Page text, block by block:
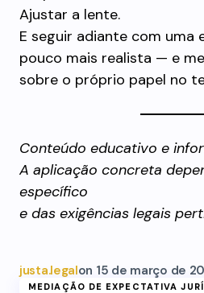
Ajustar a lente.
E seguir adiante com uma
pouco mais realista — e
sobre o próprio papel no
Conteúdo educativo e
A aplicação concreta
específico
e das exigências legais
justa.legalon 15 de março de
MEDIAÇÃO DE EXPECTATIVA